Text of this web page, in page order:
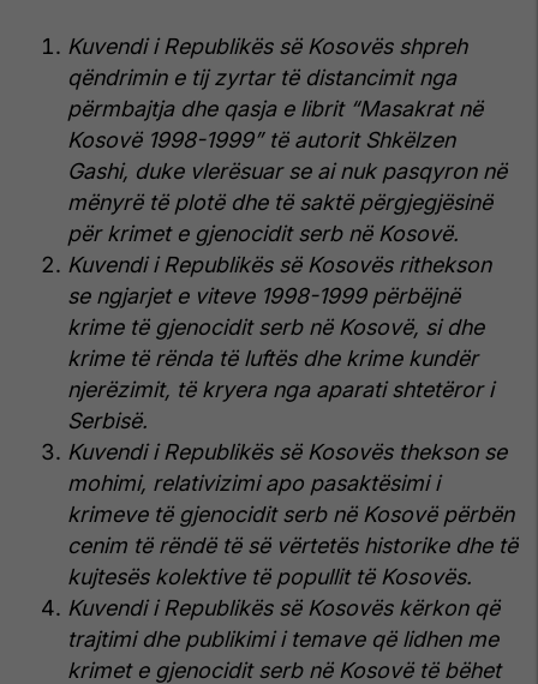
Kuvendi i Republikës së Kosovës shpreh
qëndrimin e tij zyrtar të distancimit nga
përmbajtja dhe qasja e librit “Masakrat në
Kosovë 1998-1999” të autorit Shkëlzen
Gashi, duke vlerësuar se ai nuk pasqyron në
mënyrë të plotë dhe të saktë përgjegjësinë
për krimet e gjenocidit serb në Kosovë.
Kuvendi i Republikës së Kosovës rithekson
se ngjarjet e viteve 1998-1999 përbëjnë
krime të gjenocidit serb në Kosovë, si dhe
krime të rënda të luftës dhe krime kundër
njerëzimit, të kryera nga aparati shtetëror i
Serbisë.
Kuvendi i Republikës së Kosovës thekson se
mohimi, relativizimi apo pasaktësimi i
krimeve të gjenocidit serb në Kosovë përbën
cenim të rëndë të së vërtetës historike dhe të
kujtesës kolektive të popullit të Kosovës.
Kuvendi i Republikës së Kosovës kërkon që
trajtimi dhe publikimi i temave që lidhen me
krimet e gjenocidit serb në Kosovë të bëhet